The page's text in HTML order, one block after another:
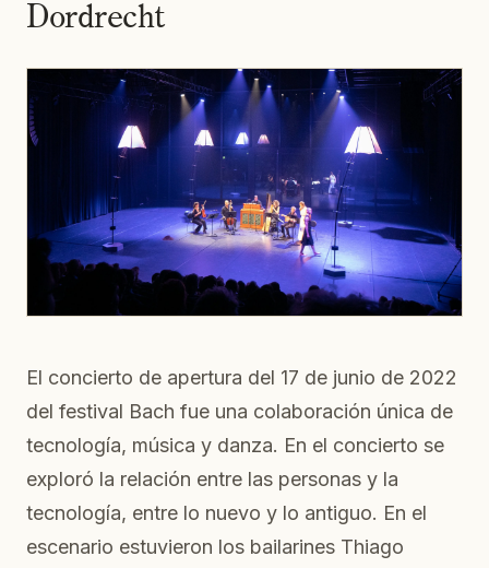
Dordrecht
El concierto de apertura del 17 de junio de 2022
del festival Bach fue una colaboración única de
tecnología, música y danza. En el concierto se
exploró la relación entre las personas y la
tecnología, entre lo nuevo y lo antiguo. En el
escenario estuvieron los bailarines Thiago